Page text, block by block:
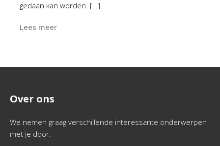
gedaan kan worden. […]
Lees meer
Over ons
We nemen graag verschillende interessante onderwerpen
met je door.